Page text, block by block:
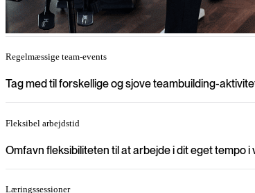
Regelmæssige team-events
Tag med til forskellige og sjove teambuilding-
Fleksibel arbejdstid
Omfavn fleksibiliteten til at arbejde i dit eget tempo
Læringssessioner